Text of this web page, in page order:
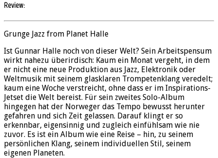
Review:
Grunge Jazz from Planet Halle
Ist Gunnar Halle noch von dieser Welt? Sein Arbeitspensum
wirkt nahezu überirdisch: Kaum ein Monat vergeht, in dem
er nicht eine neue Produktion aus Jazz, Elektronik oder
Weltmusik mit seinem glasklaren Trompetenklang veredelt;
kaum eine Woche verstreicht, ohne dass er im Inspirations-
Jetset die Welt bereist. Für sein zweites Solo-Album
hingegen hat der Norweger das Tempo bewusst herunter
gefahren und sich Zeit gelassen. Darauf klingt er so
erkennbar, eigensinnig und zugleich einfühlsam wie nie
zuvor. Es ist ein Album wie eine Reise – hin, zu seinem
persönlichen Klang, seinem individuellen Stil, seinem
eigenen Planeten.